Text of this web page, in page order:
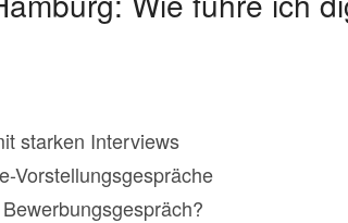
starken Interviews
Vorstellungsgespräche